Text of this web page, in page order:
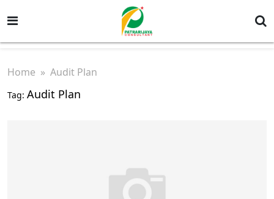
Home » Audit Plan
Tag: Audit Plan